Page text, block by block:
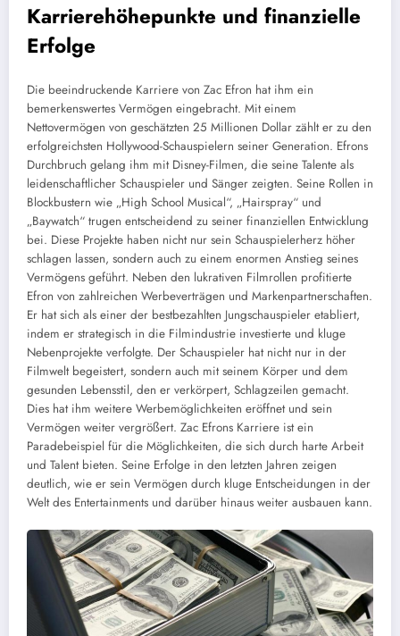
Karrierehöhepunkte und finanzielle
Erfolge
Die beeindruckende Karriere von Zac Efron hat ihm ein
bemerkenswertes Vermögen eingebracht. Mit einem
Nettovermögen von geschätzten 25 Millionen Dollar zählt er zu den
erfolgreichsten Hollywood-Schauspielern seiner Generation. Efrons
Durchbruch gelang ihm mit Disney-Filmen, die seine Talente als
leidenschaftlicher Schauspieler und Sänger zeigten. Seine Rollen in
Blockbustern wie „High School Musical“, „Hairspray“ und
„Baywatch“ trugen entscheidend zu seiner finanziellen Entwicklung
bei. Diese Projekte haben nicht nur sein Schauspielerherz höher
schlagen lassen, sondern auch zu einem enormen Anstieg seines
Vermögens geführt. Neben den lukrativen Filmrollen profitierte
Efron von zahlreichen Werbeverträgen und Markenpartnerschaften.
Er hat sich als einer der bestbezahlten Jungschauspieler etabliert,
indem er strategisch in die Filmindustrie investierte und kluge
Nebenprojekte verfolgte. Der Schauspieler hat nicht nur in der
Filmwelt begeistert, sondern auch mit seinem Körper und dem
gesunden Lebensstil, den er verkörpert, Schlagzeilen gemacht.
Dies hat ihm weitere Werbemöglichkeiten eröffnet und sein
Vermögen weiter vergrößert. Zac Efrons Karriere ist ein
Paradebeispiel für die Möglichkeiten, die sich durch harte Arbeit
und Talent bieten. Seine Erfolge in den letzten Jahren zeigen
deutlich, wie er sein Vermögen durch kluge Entscheidungen in der
Welt des Entertainments und darüber hinaus weiter ausbauen kann.